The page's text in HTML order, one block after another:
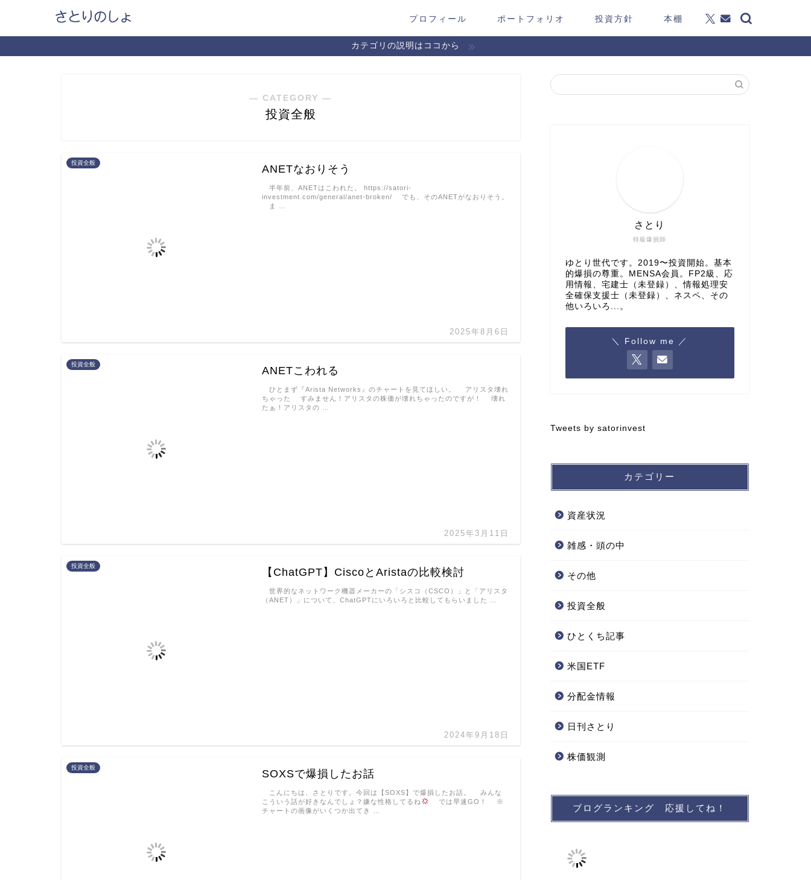
プロフィール ポートフォリオ 投資方針 本棚
カテゴリの説明はココから
― CATEGORY ―
投資全般
投資全般
ANETなおりそう
2025年8月6日
半年前、ANETはこわれた。 https://satori-
investment.com/general/anet-broken/ でも、そのANETがなおりそう。
ま …
投資全般
ANETこわれる
2025年3月11日
ひとまず『Arista Networks』のチャートを見てほしい。 アリスタ壊れ
ちゃった すみません！アリスタの株価が壊れちゃったのですが！ 壊れ
たぁ！アリスタの …
投資全般
【ChatGPT】CiscoとAristaの比較検討
2024年9月18日
世界的なネットワーク機器メーカーの「シスコ（CSCO）」と「アリスタ
（ANET）」について、ChatGPTにいろいろと比較してもらいました …
投資全般
SOXSで爆損したお話
こんにちは、さとりです。今回は【SOXS】で爆損したお話。 みんな
こういう話が好きなんでしょ？嫌な性格してるね
では早速GO！ ※
チャートの画像がいくつか出てき …
特級爆損師
さとり
ゆとり世代です。2019〜投資開始。基本
的爆損の尊重。MENSA会員。FP2級、応
用情報、宅建士（未登録）、情報処理安
全確保支援士（未登録）、ネスペ、その
他いろいろ...。
＼ Follow me ／
Tweets by satorinvest
カテゴリー
資産状況
雑感・頭の中
その他
投資全般
ひとくち記事
米国ETF
分配金情報
日刊さとり
株価観測
ブログランキング 応援してね！